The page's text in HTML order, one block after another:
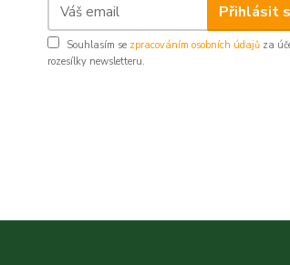
Přihlásit
Souhlasím se zpracováním osobních údajů za
rozesílky newsletteru.